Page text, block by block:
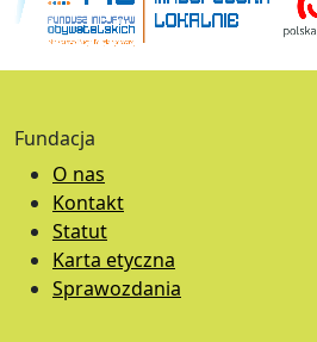
Fundacja
O nas
Kontakt
Statut
Karta etyczna
Sprawozdania